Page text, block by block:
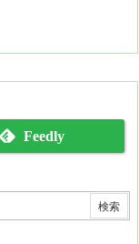
Feedly